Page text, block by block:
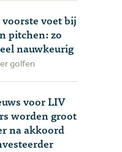
voet bij
pitchen: zo
nauwkeurig
golfen
voor LIV
worden groot
na akkoord